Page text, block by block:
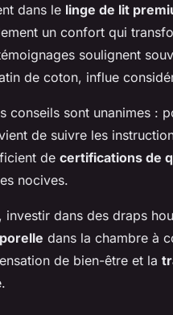
dans le linge de lit
un confort qui
soulignent
de coton, influe
conseils sont unanimes :
de suivre les
de certifications de
nocives.
investir dans des draps
dans la chambre à
de bien-être et la